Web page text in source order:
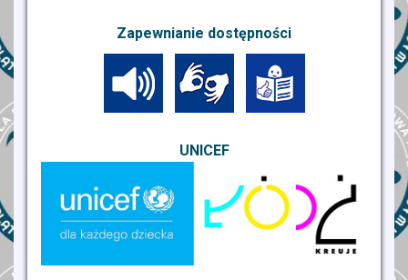
Zapewnianie dostępności
UNICEF